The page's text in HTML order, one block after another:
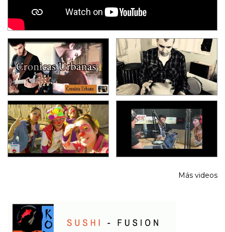
Más videos